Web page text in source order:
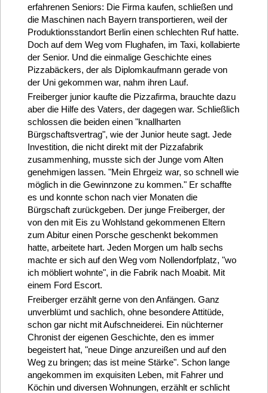
erfahrenen Seniors: Die Firma kaufen, schließen und
die Maschinen nach Bayern transportieren, weil der
Produktionsstandort Berlin einen schlechten Ruf hatte.
Doch auf dem Weg vom Flughafen, im Taxi, kollabierte
der Senior. Und die einmalige Geschichte eines
Pizzabäckers, der als Diplomkaufmann gerade von
der Uni gekommen war, nahm ihren Lauf.
Freiberger junior kaufte die Pizzafirma, brauchte dazu
aber die Hilfe des Vaters, der dagegen war. Schließlich
schlossen die beiden einen "knallharten
Bürgschaftsvertrag", wie der Junior heute sagt. Jede
Investition, die nicht direkt mit der Pizzafabrik
zusammenhing, musste sich der Junge vom Alten
genehmigen lassen. "Mein Ehrgeiz war, so schnell wie
möglich in die Gewinnzone zu kommen." Er schaffte
es und konnte schon nach vier Monaten die
Bürgschaft zurückgeben. Der junge Freiberger, der
von den mit Eis zu Wohlstand gekommenen Eltern
zum Abitur einen Porsche geschenkt bekommen
hatte, arbeitete hart. Jeden Morgen um halb sechs
machte er sich auf den Weg vom Nollendorfplatz, "wo
ich möbliert wohnte", in die Fabrik nach Moabit. Mit
einem Ford Escort.
Freiberger erzählt gerne von den Anfängen. Ganz
unverblümt und sachlich, ohne besondere Attitüde,
schon gar nicht mit Aufschneiderei. Ein nüchterner
Chronist der eigenen Geschichte, den es immer
begeistert hat, "neue Dinge anzureißen und auf den
Weg zu bringen; das ist meine Stärke". Schon lange
angekommen im exquisiten Leben, mit Fahrer und
Köchin und diversen Wohnungen, erzählt er schlicht